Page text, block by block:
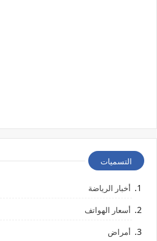
التسميات
أخبار الرياضة
أسعار الهواتف
أمراض